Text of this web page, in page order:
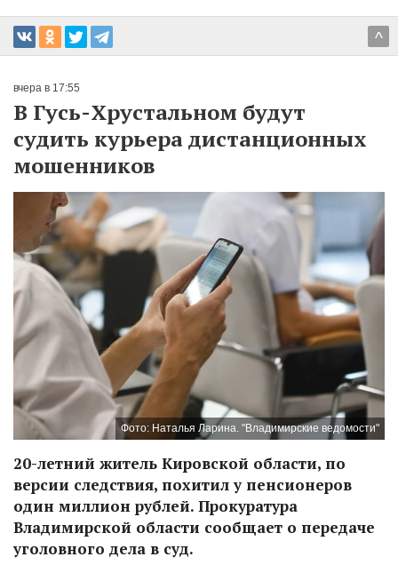
^
вчера в 17:55
В Гусь-Хрустальном будут
судить курьера дистанционных
мошенников
Фото: Наталья Ларина. "Владимирские ведомости"
20-летний житель Кировской области, по
версии следствия, похитил у пенсионеров
один миллион рублей. Прокуратура
Владимирской области сообщает о передаче
уголовного дела в суд.